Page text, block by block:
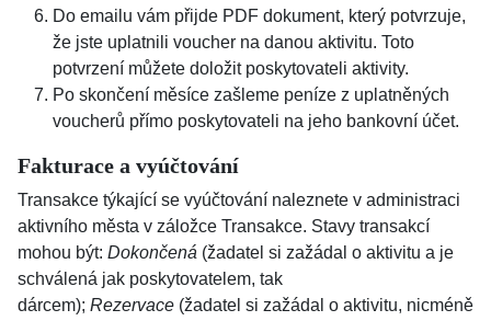
Do emailu vám přijde PDF dokument, který potvrzuje,
že jste uplatnili voucher na danou aktivitu. Toto
potvrzení můžete doložit poskytovateli aktivity.
Po skončení měsíce zašleme peníze z uplatněných
voucherů přímo poskytovateli na jeho bankovní účet.
Fakturace a vyúčtování
Transakce týkající se vyúčtování naleznete v administraci
aktivního města v záložce Transakce. Stavy transakcí
mohou být: Dokončená (žadatel si zažádal o aktivitu a je
schválená jak poskytovatelem, tak
dárcem); Rezervace (žadatel si zažádal o aktivitu, nicméně